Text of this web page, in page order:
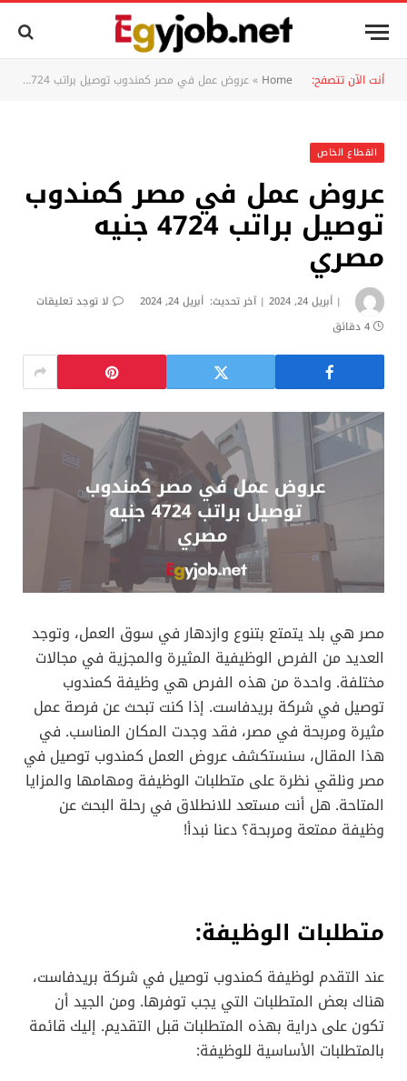
أنت الآن تتصفح: Home
»عروض عمل في مصر كمندوب توصيل براتب 4724 جنيه مصري
القطاع الخاص
عروض عمل في مصر كمندوب
توصيل براتب 4724 جنيه
مصري
أبريل 24, 2024 آخر تحديث: أبريل 24, 2024
لا توجد تعليقات
4 دقائق
مصر هي بلد يتمتع بتنوع وازدهار في سوق العمل، وتوجد
العديد من الفرص الوظيفية المثيرة والمجزية في مجالات
مختلفة. واحدة من هذه الفرص هي وظيفة كمندوب
توصيل في شركة بريدفاست. إذا كنت تبحث عن فرصة عمل
مثيرة ومربحة في مصر، فقد وجدت المكان المناسب. في
هذا المقال، سنستكشف عروض العمل كمندوب توصيل في
مصر ونلقي نظرة على متطلبات الوظيفة ومهامها والمزايا
المتاحة. هل أنت مستعد للانطلاق في رحلة البحث عن
وظيفة ممتعة ومربحة؟ دعنا نبدأ!
متطلبات الوظيفة:
عند التقدم لوظيفة كمندوب توصيل في شركة بريدفاست،
هناك بعض المتطلبات التي يجب توفرها. ومن الجيد أن
تكون على دراية بهذه المتطلبات قبل التقديم. إليك قائمة
بالمتطلبات الأساسية للوظيفة: